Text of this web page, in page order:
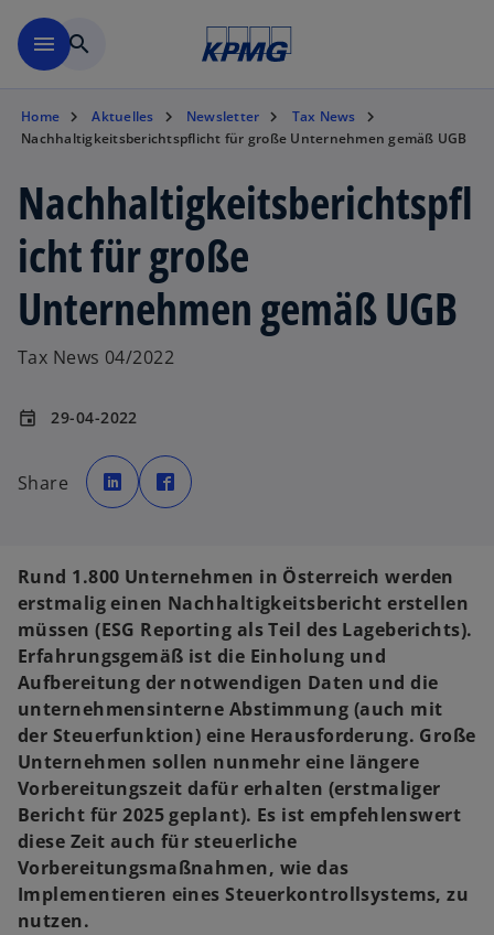
menu search
Home Aktuelles Newsletter
Tax News
Nachhaltigkeitsberichtspflicht für große Unternehmen gemäß UGB
Nachhaltigkeitsberichtspfl
icht für große
Unternehmen gemäß UGB
Tax News 04/2022
event 29-04-2022
Share
w
i
r
d
e
n
e
u
n
e
g
i
t
r
a
r
t
e
g
ö
f
i
r
e
n
u
e
n
e
i
s
t
e
r
k
a
t
e
g
ö
f
Rund 1.800 Unternehmen in Österreich werden
erstmalig einen Nachhaltigkeitsbericht erstellen
müssen (ESG Reporting als Teil des Lageberichts).
Erfahrungsgemäß ist die Einholung und
Aufbereitung der notwendigen Daten und die
unternehmensinterne Abstimmung (auch mit
der Steuerfunktion) eine Herausforderung. Große
Unternehmen sollen nunmehr eine längere
Vorbereitungszeit dafür erhalten (erstmaliger
Bericht für 2025 geplant). Es ist empfehlenswert
diese Zeit auch für steuerliche
Vorbereitungsmaßnahmen, wie das
Implementieren eines Steuerkontrollsystems, zu
nutzen.